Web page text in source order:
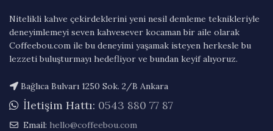
Nitelikli kahve çekirdeklerini yeni nesil demleme teknikleriyle
deneyimlemeyi seven kahvesever kocaman bir aile olarak
Coffeebou.com ile bu deneyimi yaşamak isteyen herkesle bu
lezzeti buluşturmayı hedefliyor ve bundan keyif alıyoruz.
Bağlıca Bulvarı 1250 Sok. 2/B Ankara
İletişim Hattı: 0543 880 77 87
Email: hello@coffeebou.com